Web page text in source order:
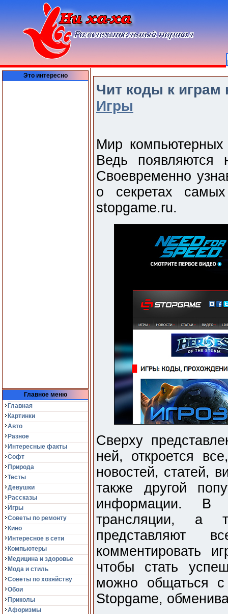
Это интересно
Главное меню
Главная
Картинки
Авто
Разное
Интересные факты
Софт
Природа
Тесты
Девушки
Рассказы
Игры
Советы по ремонту
Кино
Интересное в сети
Компьютеры
Медицина и здоровье
Мода и стиль
Советы по хозяйству
Обои
Приколы
Афоризмы
Чит коды к играм
Игры
Мир компьютерных
Ведь появляются
Своевременно
о секретах
stopgame.ru.
Сверху
ней, откроется
новостей, статей,
также другой
информации. В
трансляции, а
представляют
комментировать
чтобы стать
можно общаться с
Stopgame,